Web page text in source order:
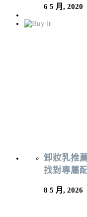
6 5 月, 2020
卸妝乳推
找對專屬
8 5 月, 2026